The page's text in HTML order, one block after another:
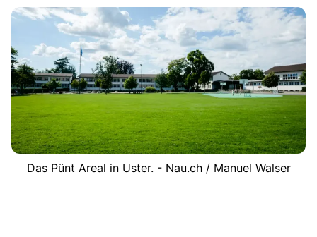
Das Pünt Areal in Uster. - Nau.ch / Manuel Walser